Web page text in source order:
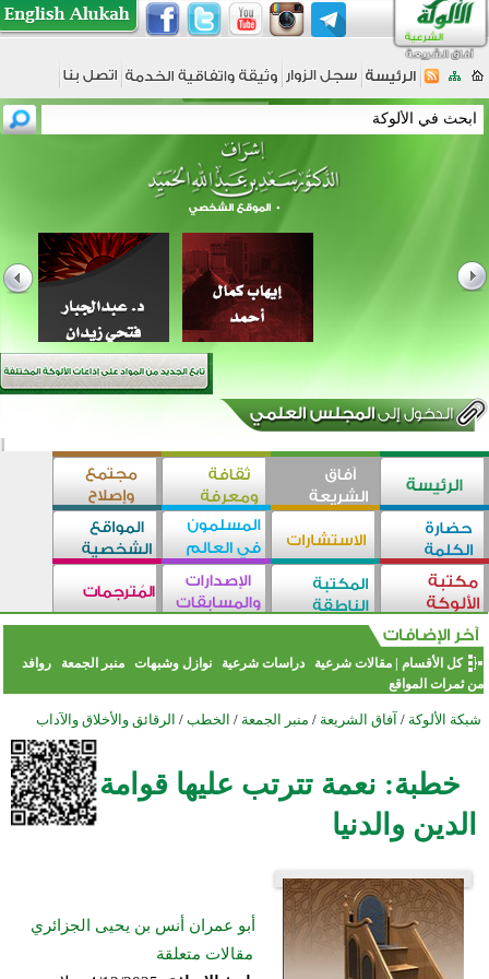
كل الأقسام |مقالات شرعية دراسات شرعية نوازل وشبهات منبر الجمعة
روافد
من ثمرات المواقع
شبكة الألوكة / آفاق الشريعة / منبر الجمعة / الخطب / الرقائق والأخلاق والآداب
خطبة: نعمة تترتب عليها قوامة
الدين والدنيا
أبو عمران أنس بن يحيى الجزائري
مقالات متعلقة